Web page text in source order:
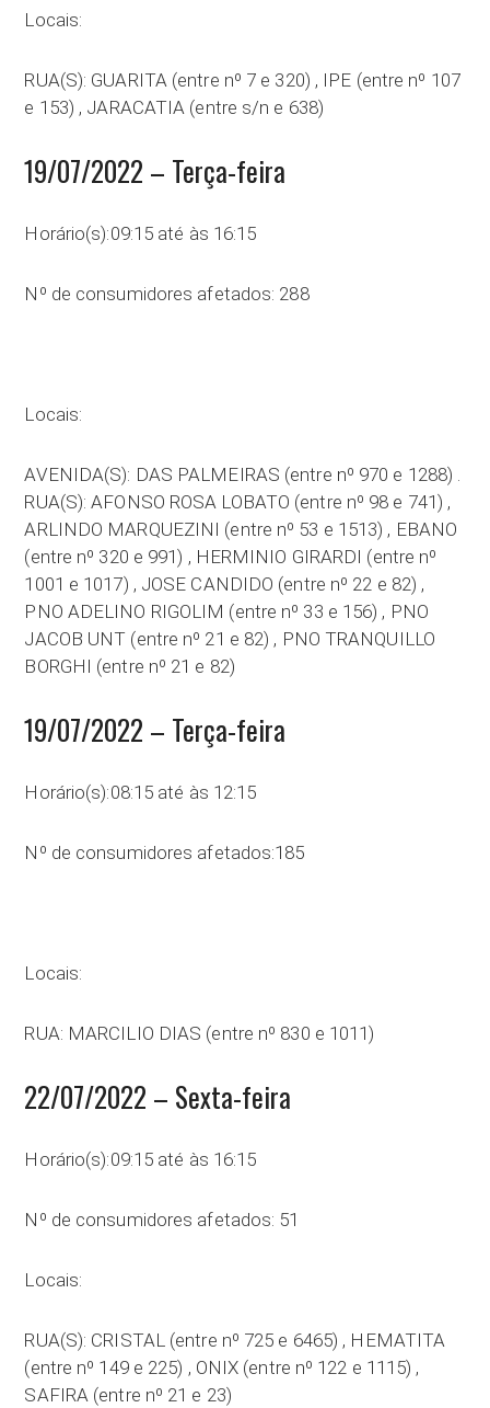
Locais:
RUA(S): GUARITA (entre nº 7 e 320) , IPE (entre nº 107
e 153) , JARACATIA (entre s/n e 638)
19/07/2022 – Terça-feira
Horário(s):09:15 até às 16:15
Nº de consumidores afetados: 288
Locais:
AVENIDA(S): DAS PALMEIRAS (entre nº 970 e 1288) .
RUA(S): AFONSO ROSA LOBATO (entre nº 98 e 741) ,
ARLINDO MARQUEZINI (entre nº 53 e 1513) , EBANO
(entre nº 320 e 991) , HERMINIO GIRARDI (entre nº
1001 e 1017) , JOSE CANDIDO (entre nº 22 e 82) ,
PNO ADELINO RIGOLIM (entre nº 33 e 156) , PNO
JACOB UNT (entre nº 21 e 82) , PNO TRANQUILLO
BORGHI (entre nº 21 e 82)
19/07/2022 – Terça-feira
Horário(s):08:15 até às 12:15
Nº de consumidores afetados:185
Locais:
RUA: MARCILIO DIAS (entre nº 830 e 1011)
22/07/2022 – Sexta-feira
Horário(s):09:15 até às 16:15
Nº de consumidores afetados: 51
Locais:
RUA(S): CRISTAL (entre nº 725 e 6465) , HEMATITA
(entre nº 149 e 225) , ONIX (entre nº 122 e 1115) ,
SAFIRA (entre nº 21 e 23)